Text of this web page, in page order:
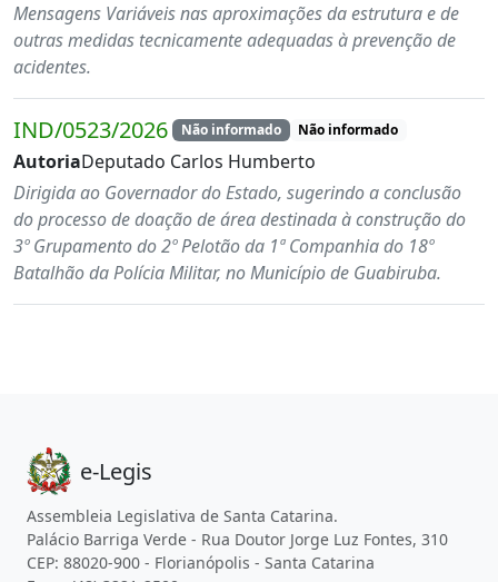
Mensagens Variáveis nas aproximações da estrutura e de
outras medidas tecnicamente adequadas à prevenção de
acidentes.
IND/0523/2026 Não informado Não informado
AutoriaDeputado Carlos Humberto
Dirigida ao Governador do Estado, sugerindo a conclusão
do processo de doação de área destinada à construção do
3º Grupamento do 2º Pelotão da 1ª Companhia do 18º
Batalhão da Polícia Militar, no Município de Guabiruba.
e-Legis
Assembleia Legislativa de Santa Catarina.
Palácio Barriga Verde - Rua Doutor Jorge Luz Fontes, 310
CEP: 88020-900 - Florianópolis - Santa Catarina